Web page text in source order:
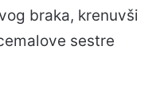
braka, krenuvši
sestre